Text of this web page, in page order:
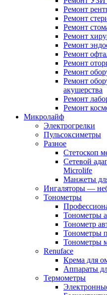
Ремонт
Ремонт
Ремонт
Ремонт
Ремонт
Ремонт
Ремонт
Ремонт
Ремонт
акушерства
Ремонт
Ремонт
Микролайф
Электрогрелки
Пульсоксиметры
Разное
Стетоскоп
Сетевой
Microlife
Манжеты
Ингаляторы —
Тонометры
Тонометры
Тонометр
Тонометры
Тонометры
Renuface
Крема для
Аппараты
Термометры